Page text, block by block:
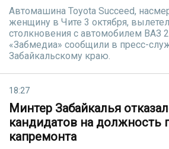
Автомашина Toyota Succeed,
женщину в Чите 3 октября,
столкновения с автомобилем ВАЗ
«Забмедиа» сообщили в пресс-
Забайкальскому краю.
18:27
Минтер Забайкалья
кандидатов на должность
капремонта